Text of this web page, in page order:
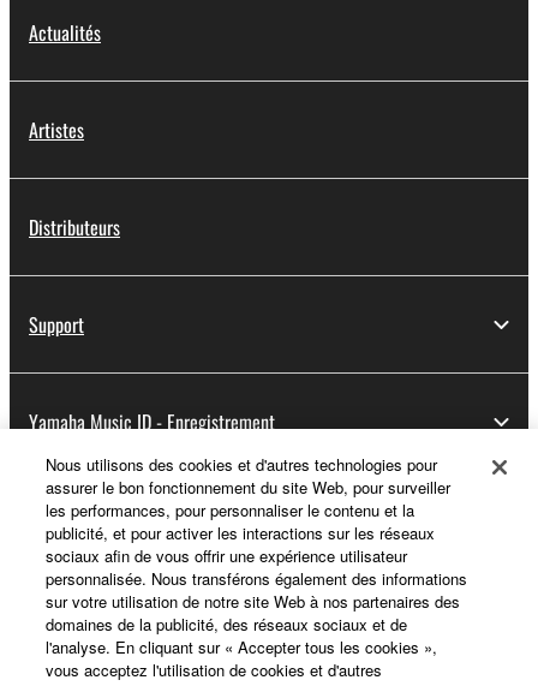
Actualités
Artistes
Distributeurs
Support
Yamaha Music ID - Enregistrement
A propos de Yamaha
France - French
Professionnel
Nous utilisons des cookies et d'autres technologies pour
assurer le bon fonctionnement du site Web, pour surveiller
les performances, pour personnaliser le contenu et la
publicité, et pour activer les interactions sur les réseaux
sociaux afin de vous offrir une expérience utilisateur
personnalisée. Nous transférons également des informations
sur votre utilisation de notre site Web à nos partenaires des
domaines de la publicité, des réseaux sociaux et de
l'analyse. En cliquant sur « Accepter tous les cookies »,
vous acceptez l'utilisation de cookies et d'autres